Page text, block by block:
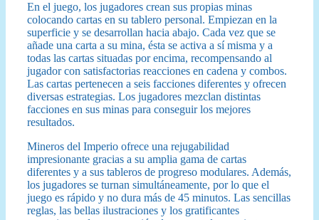
En el juego, los jugadores crean sus propias minas
colocando cartas en su tablero personal. Empiezan en la
superficie y se desarrollan hacia abajo. Cada vez que se
añade una carta a su mina, ésta se activa a sí misma y a
todas las cartas situadas por encima, recompensando al
jugador con satisfactorias reacciones en cadena y combos.
Las cartas pertenecen a seis facciones diferentes y ofrecen
diversas estrategias. Los jugadores mezclan distintas
facciones en sus minas para conseguir los mejores
resultados.
Mineros del Imperio ofrece una rejugabilidad
impresionante gracias a su amplia gama de cartas
diferentes y a sus tableros de progreso modulares. Además,
los jugadores se turnan simultáneamente, por lo que el
juego es rápido y no dura más de 45 minutos. Las sencillas
reglas, las bellas ilustraciones y los gratificantes